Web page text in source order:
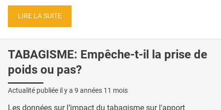
LIRE LA SUITE
TABAGISME: Empêche-t-il la prise de
poids ou pas?
Actualité publiée il y a 9 années 11 mois
Les données sur l’impact du tabagisme sur l'apport